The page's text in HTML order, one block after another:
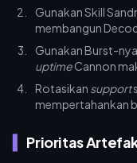
Gunakan Skill
membangun
Gunakan Burst-
uptimeCannon
Rotasikan support
mempertahankan
Prioritas